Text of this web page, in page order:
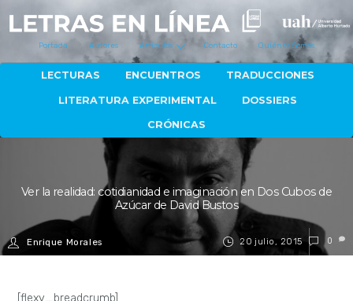
Portada Autores Artículos Contacto Quiénes Somos
LECTURAS ENCUENTROS TRADUCCIONES
LITERATURA EXPERIMENTAL DOSSIERS
CRÓNICAS
20 julio, 2015
Ver la realidad: cotidianidad e imaginación en Dos Cubos de
Azúcar de David Bustos
Enrique Morales 0